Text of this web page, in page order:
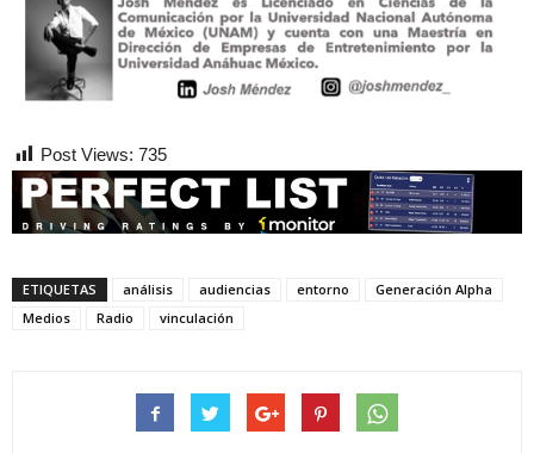
Post Views: 735
ETIQUETAS análisis audiencias entorno
Generación Alpha
Medios
Radio vinculación